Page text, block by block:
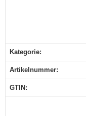
Produkteigenschaft
Wert
Kategorie:
Artikelnummer:
GTIN: